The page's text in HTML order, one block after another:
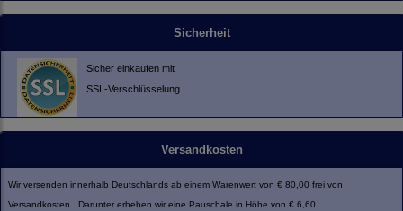
Sicherheit
Sicher einkaufen mit
SSL-Verschlüsselung.
Versandkosten
Wir versenden innerhalb Deutschlands ab einem Warenwert von € 80,00 frei von
Versandkosten. Darunter erheben wir eine Pauschale in Höhe von € 6,60.